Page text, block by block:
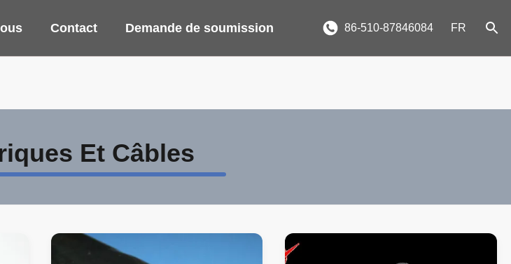
Contact Demande de soumission 86-510-87846084 FR
Et Câbles